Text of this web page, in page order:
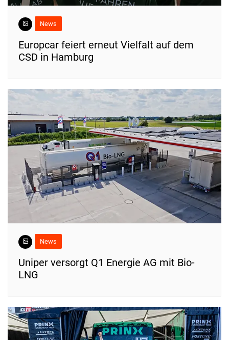
News
Europcar feiert erneut Vielfalt auf dem
CSD in Hamburg
News
Uniper versorgt Q1 Energie AG mit Bio-
LNG